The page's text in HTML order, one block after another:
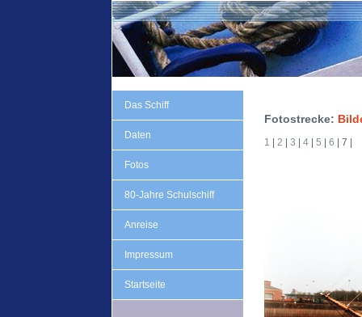
Das Schiff
Daten
Fotos
80-Jahre Schulschiff
Anreise
Impressum
Startseite
Fotostrecke:
1 2 3 4 5 6 | 7 |